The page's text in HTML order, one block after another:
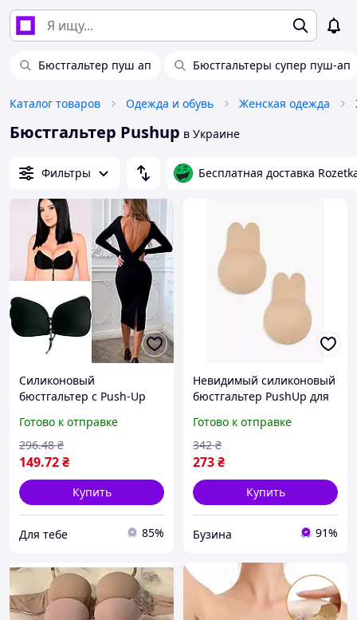
Бюстгальтер пуш ап Бюстгальтеры супер пуш-ап
Каталог товаров Одежда и обувь Женская одежда
Бюстгальтер Pushup в Украине
Фильтры Бесплатная доставка
Силиконовый
бюстгальтер с Push-Up
для открытого наряда,
самоклеящийся лифчик
мод. 8472910
Готово к отправке
149.72₴
296.48 ₴
Купить
Для тебе 85%
Невидимый силиконовый
бюстгальтер PushUp для
buzyna
Готово к отправке
273₴
342 ₴
Купить
Бузина 91%